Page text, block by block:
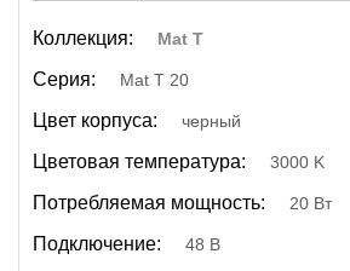
Коллекция: Mat T
Серия: Mat T 20
Цвет корпуса: черный
Цветовая температура: 3000 K
Потребляемая мощность: 20 Вт
Подключение: 48 В